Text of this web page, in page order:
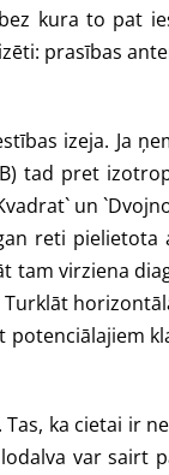
kura to pat
prasības
izeja. Ja
tad pret
un
reti pielietota
tam virziena
ka cietai ir
var sairt